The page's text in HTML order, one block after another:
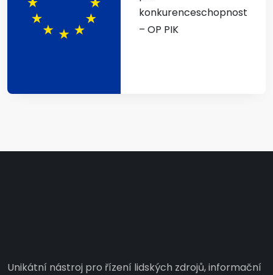
konkurenceschopnost
– OP PIK
Unikátní nástroj pro řízení lidských zdrojů, informační